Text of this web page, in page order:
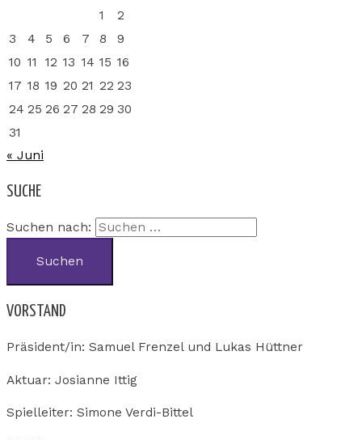
1
2
3
4 5 6 7 8
9
10 11 12 13 14 15 16
17 18 19 20 21 22 23
24 25 26 27 28 29 30
31
« Juni
SUCHE
Suchen nach:
VORSTAND
Präsident/in: Samuel Frenzel und Lukas Hüttner
Aktuar: Josianne Ittig
Spielleiter: Simone Verdi-Bittel